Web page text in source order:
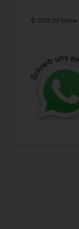
© 2026 1M